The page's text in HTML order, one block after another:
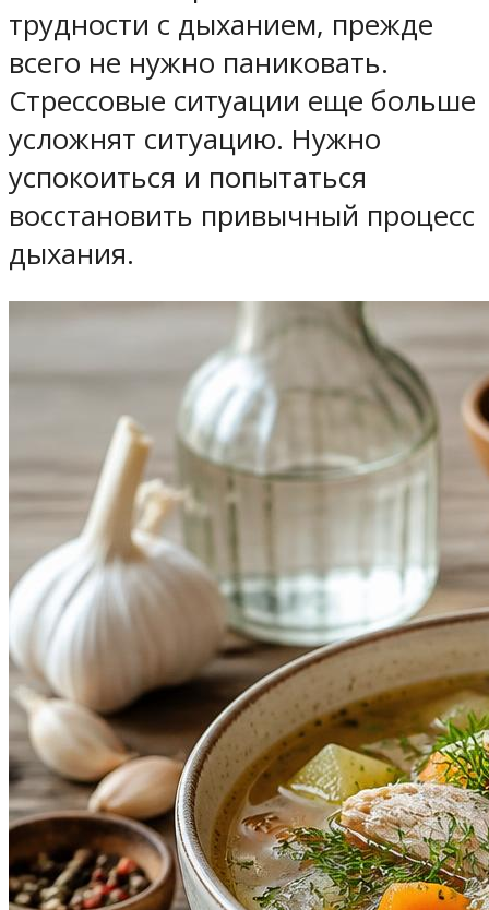
трудности с дыханием, прежде
всего не нужно паниковать.
Стрессовые ситуации еще больше
усложнят ситуацию. Нужно
успокоиться и попытаться
восстановить привычный процесс
дыхания.